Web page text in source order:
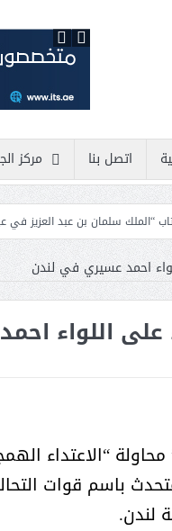
اتصل بنا مركز
العزيز في عيون الباحثين
احمد عسيري في لندن
على اللواء
“الاعتداء
باسم قوات
لندن.